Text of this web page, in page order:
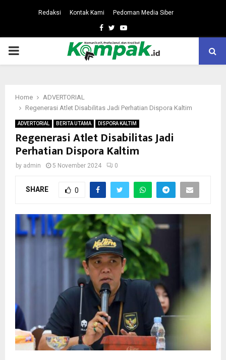
Redaksi Kontak Kami Pedoman Media Siber
Facebook
TwitterYoutube
PRIMARY
Home
ADVERTORIAL
Regenerasi Atlet Disabilitas Jadi Perhatian Dispora Kaltim
ADVERTORIAL BERITA UTAMA DISPORA KALTIM
Regenerasi Atlet Disabilitas Jadi
Perhatian Dispora Kaltim
by admin 5 November 2024 0
SHARE 0